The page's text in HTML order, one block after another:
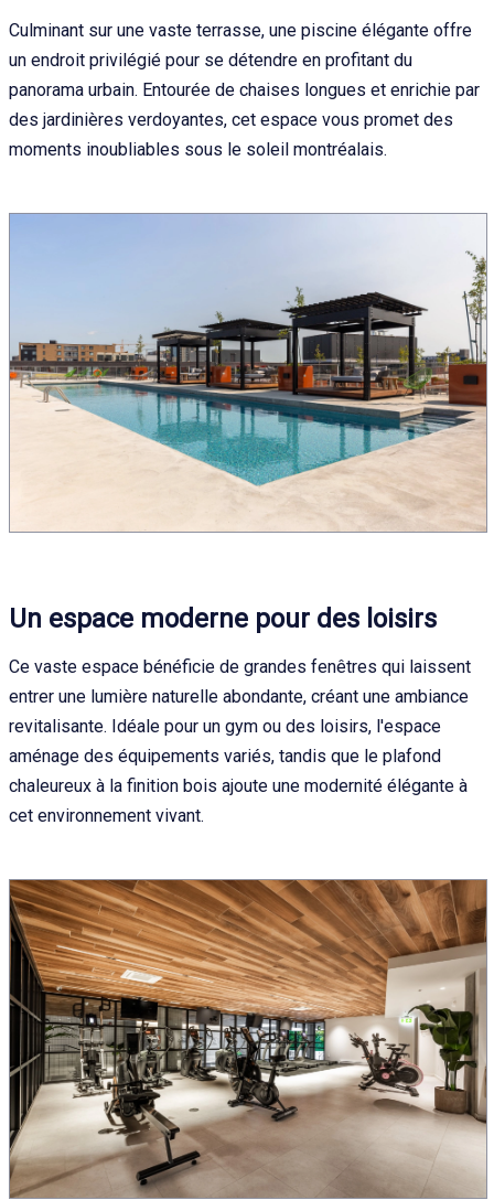
Culminant sur une vaste terrasse, une piscine élégante offre
un endroit privilégié pour se détendre en profitant du
panorama urbain. Entourée de chaises longues et enrichie par
des jardinières verdoyantes, cet espace vous promet des
moments inoubliables sous le soleil montréalais.
Un espace moderne pour des loisirs
Ce vaste espace bénéficie de grandes fenêtres qui laissent
entrer une lumière naturelle abondante, créant une ambiance
revitalisante. Idéale pour un gym ou des loisirs, l'espace
aménage des équipements variés, tandis que le plafond
chaleureux à la finition bois ajoute une modernité élégante à
cet environnement vivant.